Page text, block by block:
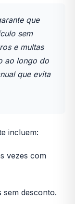
que
sem
e multas
ao longo do
que evita
incluem:
vezes com
sem desconto.